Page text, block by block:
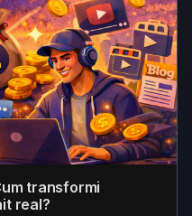
transformi
real?